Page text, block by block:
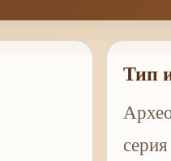
Тип